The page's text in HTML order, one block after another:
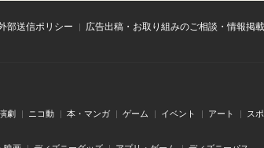
部送信ポリシー
広告出稿・お取り組みのご相談・情報掲
劇 ニコ動 本・マンガ ゲーム イベント アート ス